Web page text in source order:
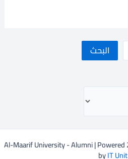
البحث
جميع الحقوق محفوظة © 2026 Al-Maarif University - Alumni | Powered
byIT Unit